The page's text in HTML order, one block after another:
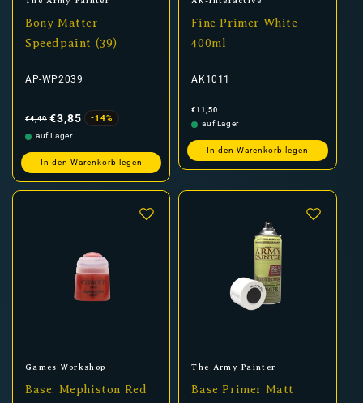
Bony Matter
Speedpaint (39)
AP-WP2039
Preis
€4,49 €3,85
-14%
auf Lager
In den Warenkorb legen
Fine Primer White
400ml
AK1011
Normaler
Preis
€11,50
auf Lager
In den Warenkorb legen
Anbieter:
Games Workshop
Base: Mephiston Red
Anbieter:
The Army Painter
Base Primer Matt